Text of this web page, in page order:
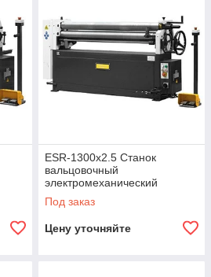
ESR-1300х2.5 Станок
вальцовочный
электромеханический
STALEX
Под заказ
Цену уточняйте